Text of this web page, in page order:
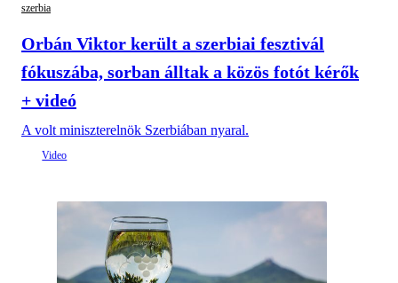
szerbia
Orbán Viktor került a szerbiai fesztivál
fókuszába, sorban álltak a közös fotót kérők
+ videó
A volt miniszterelnök Szerbiában nyaral.